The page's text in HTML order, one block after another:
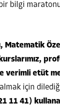
bilgi
Matematik
verimli etüt
için
11 41)